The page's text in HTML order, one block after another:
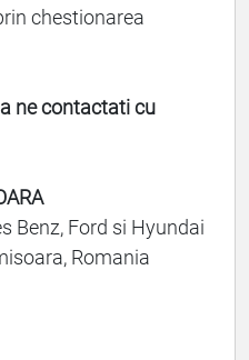
chestionarea
ne contactati cu
Benz, Ford si Hyundai
Romania